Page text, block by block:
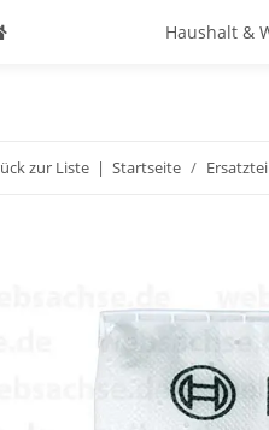
Haushalt &
zur Liste Startseite